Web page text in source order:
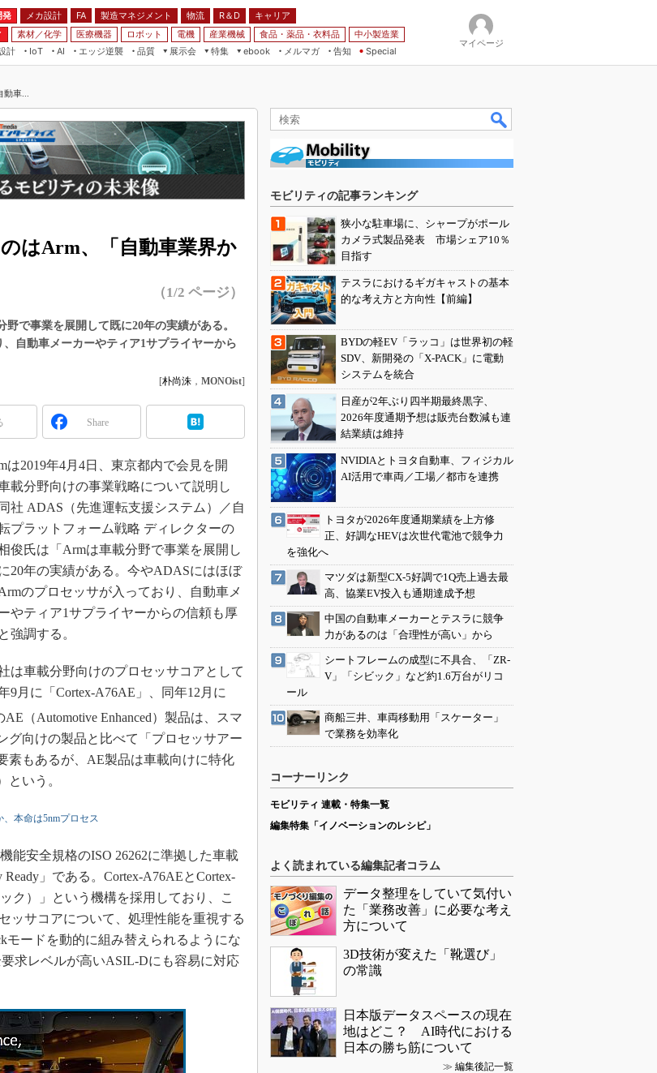
発 メカ設計 FA 製造マネジメント 物流 R＆D
キャリア
素材／化学 医療機器 ロボット 電機 産業機械 食品・薬品・衣料品
中小製造業
計
IoT
AI
エッジ逆襲 品質
展示会
JIMTOF
組込み/エッジ コンピューティング
展＆IoT/5Gソリューション展
IIFES
国際ロボット展
人テク展
日本ものづくりワールド
特集
5G
VR／AR
フィールドサービス
FPGA
組み込みモデリング
ISO26262
無償設計ツール
S＆OP
イノベーション
製造業ビッグデータ
植物工場
知財マネジメント
海外生産
グローバル設計・開発
新型コロナへの対応
ebook
製造マネジメント
FA
モビリティ
素材／化学
メルマガ
告知 Special
マイページ
車...
はArm、「自動車業界か
（1/2 ページ）
で事業を展開して既に20年の実績がある。
自動車メーカーやティア1サプライヤーから
[朴尚洙 ， MONOist]
Share
2019年4月4日、東京都内で会見を開
載分野向けの事業戦略について説明し
社 ADAS（先進運転支援システム）／自
プラットフォーム戦略 ディレクターの
俊氏は「Armは車載分野で事業を展開し
20年の実績がある。今やADASにはほぼ
のプロセッサが入っており、自動車メ
やティア1サプライヤーからの信頼も厚
強調する。
は車載分野向けのプロセッサコアとして
9月に「Cortex-A76AE」、同年12月に
AE（Automotive Enhanced）製品は、スマ
グ向けの製品と比べて「プロセッサアー
素もあるが、AE製品は車載向けに特化
という。
本命は5nmプロセス
安全規格のISO 26262に準拠した車載
」である。Cortex-A76AEとCortex-
ク）」という機構を採用しており、こ
ッサコアについて、処理性能を重視する
モードを動的に組み替えられるようにな
求レベルが高いASIL-Dにも容易に対応
モビリティの記事ランキング
狭小な駐車場に、シャープがポール
カメラ式製品発表 市場シェア10％
目指す
テスラにおけるギガキャストの基本
的な考え方と方向性【前編】
BYDの軽EV「ラッコ」は世界初の軽
SDV、新開発の「X-PACK」に電動
システムを統合
日産が2年ぶり四半期最終黒字、
2026年度通期予想は販売台数減も連
結業績は維持
NVIDIAとトヨタ自動車、フィジカル
AI活用で車両／工場／都市を連携
トヨタが2026年度通期業績を上方修
正、好調なHEVは次世代電池で競争力
を強化へ
マツダは新型CX-5好調で1Q売上過去最
高、協業EV投入も通期達成予想
中国の自動車メーカーとテスラに競争
力があるのは「合理性が高い」から
シートフレームの成型に不具合、「ZR-
V」「シビック」など約1.6万台がリコ
ール
商船三井、車両移動用「スケーター」
で業務を効率化
コーナーリンク
モビリティ 連載・特集一覧
編集特集「イノベーションのレシピ」
よく読まれている編集記者コラム
データ整理をしていて気付い
た「業務改善」に必要な考え
方について
3D技術が変えた「靴選び」
の常識
日本版データスペースの現在
地はどこ？ AI時代における
日本の勝ち筋について
≫ 編集後記一覧